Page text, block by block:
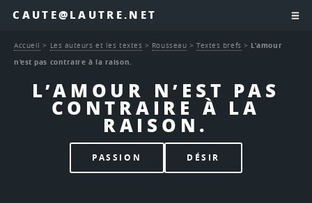
CAUTE@LAUTRE.NET
L’AMOUR N’EST PAS
CONTRAIRE À LA
RAISON.
PASSION DÉSIR
Accueil > Les auteurs et les textes > Rousseau > Textes brefs > L’amour
n’est pas contraire à la raison.